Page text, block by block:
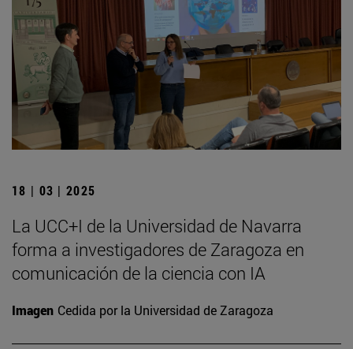
18 | 03 | 2025
La UCC+I de la Universidad de Navarra
forma a investigadores de Zaragoza en
comunicación de la ciencia con IA
Imagen Cedida por la Universidad de Zaragoza